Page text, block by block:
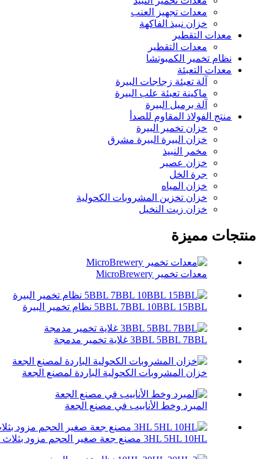
معدات تجهيز العنب
خزان نبيذ الفاكهة
معدات التقطير
معدات التقطير
نظام تخمير الكمبوتشا
معدات التعبئة
آلة تعبئة زجاجات البيرة
ماكينة تعبئة علب البيرة
آلة برميل البيرة
منتج الفولاذ المقاوم للصدأ
خزان تخمير البيرة
خزان البيرة البيرة مشرق
مخمر النبيذ
خزان عصير
جرة الخل
خزان المياه
خزان تخزين المشروبات الكحولية
خزان زيت النخيل
منتجات مميزة
معدات تخمير MicroBrewery
5BBL 7BBL 10BBL 15BBL نظام تخمير البيرة
3BBL 5BBL 7BBL غلاية تخمير مدمجة
خزان المشروبات الكحولية الباردة لمصنع الجعة
المبرد وخط الأنابيب في مصنع الجعة
3HL 5HL 10HL مصنع جعة صغير الحجم مزود بثلاث سفن